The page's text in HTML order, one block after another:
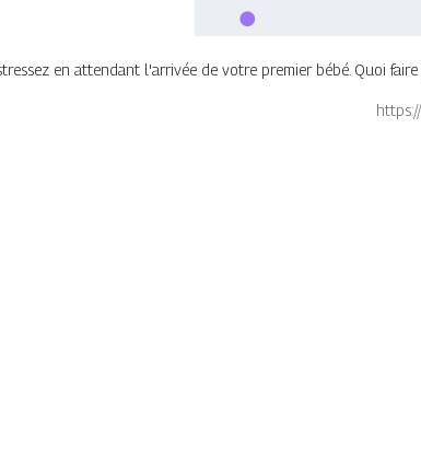
en attendant l'arrivée de votre premier bébé. Quoi